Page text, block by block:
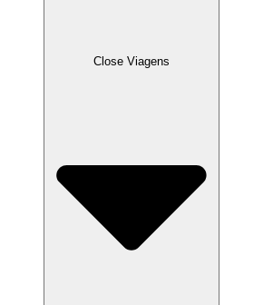
Close Viagens